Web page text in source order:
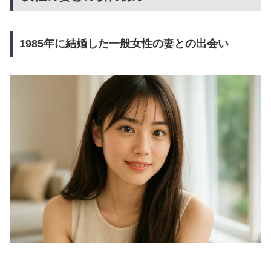
1985年に結婚した一般女性の妻との出会い